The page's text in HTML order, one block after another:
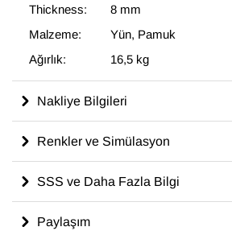
Thickness:
8 mm
Malzeme:
Yün, Pamuk
Ağırlık:
16,5 kg
Nakliye Bilgileri
Renkler ve Simülasyon
SSS ve Daha Fazla Bilgi
Paylaşım